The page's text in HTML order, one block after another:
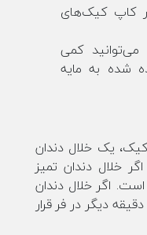
کاپ کیک‌های
کمی
شده به مایه
یک خلال دندان
خلال دندان تمیز
اگر خلال دندان
دیگر در فر قرار